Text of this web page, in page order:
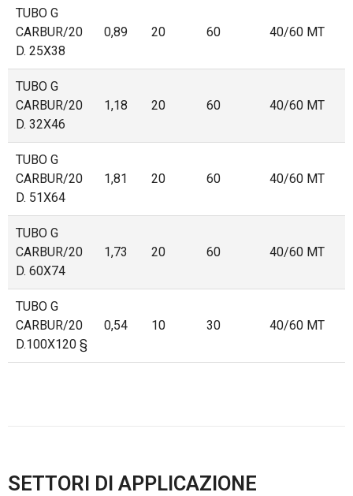
TUBO G
CARBUR/20
D. 25X38
0,89 20 60 40/60 MT
TUBO G
CARBUR/20
D. 32X46
1,18 20 60 40/60 MT
TUBO G
CARBUR/20
D. 51X64
1,81 20 60 40/60 MT
TUBO G
CARBUR/20
D. 60X74
1,73 20 60 40/60 MT
TUBO G
CARBUR/20
D.100X120 §
0,54 10 30 40/60 MT
SETTORI DI APPLICAZIONE